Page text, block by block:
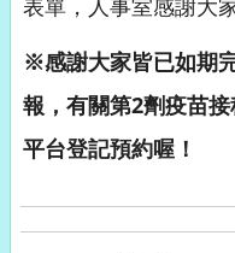
表單，人事室感謝大
※感謝大家皆已如期
報，有關第2劑疫苗
平台登記預約喔！